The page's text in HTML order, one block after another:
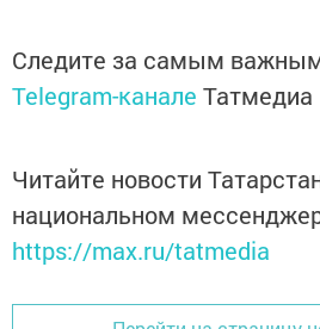
Следите за самым
Telegram-канале Татмедиа
Читайте новости
национальном
https://max.ru/tatmedia